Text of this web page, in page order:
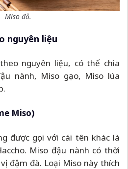
Miso đỏ.
nguyên liệu
nguyên liệu, có thể chia
nành, Miso gạo, Miso lúa
Miso)
được gọi với cái tên khác là
Miso đậu nành có thời
đậm đà. Loại Miso này thích